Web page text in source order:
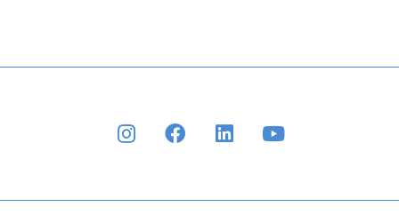
INSTAGRAMFACEBOOKLINKEDIN